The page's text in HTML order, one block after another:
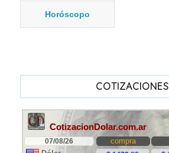
Horóscopo
COTIZACIONES